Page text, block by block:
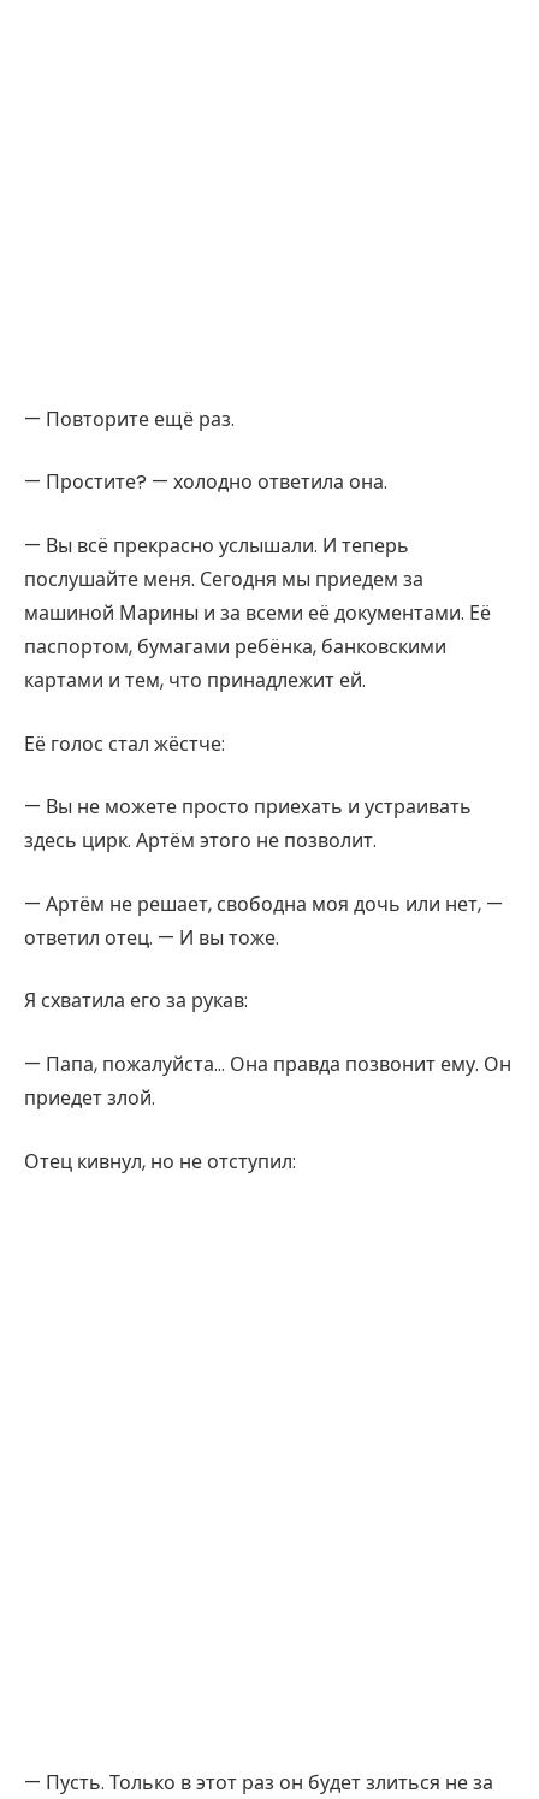
— Повторите ещё раз.
— Простите? — холодно ответила она.
— Вы всё прекрасно услышали. И теперь
послушайте меня. Сегодня мы приедем за
машиной Марины и за всеми её документами. Её
паспортом, бумагами ребёнка, банковскими
картами и тем, что принадлежит ей.
Её голос стал жёстче:
— Вы не можете просто приехать и устраивать
здесь цирк. Артём этого не позволит.
— Артём не решает, свободна моя дочь или нет, —
ответил отец. — И вы тоже.
Я схватила его за рукав:
— Папа, пожалуйста… Она правда позвонит ему. Он
приедет злой.
Отец кивнул, но не отступил:
— Пусть. Только в этот раз он будет злиться не за